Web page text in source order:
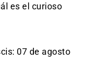
es el curioso
07 de agosto